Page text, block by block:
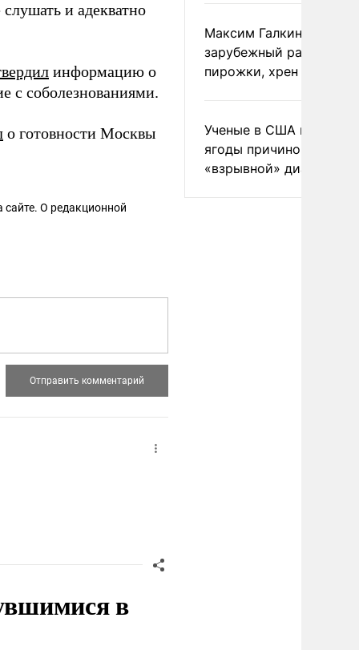
и адекватно
информацию о
с соболезнованиями.
о готовности Москвы
сайте. О редакционной
в
Максим Галкин
зарубежный райдер
пирожки, хрен и морс
Ученые в США назвали
ягоды причиной
«взрывной» диареи